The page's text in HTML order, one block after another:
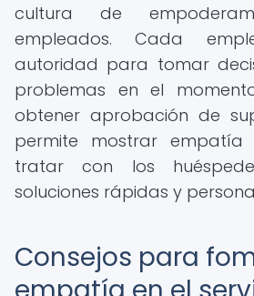
cultura de
empleados. Cada
autoridad para tomar
problemas en el
obtener aprobación de
permite mostrar
tratar con los
soluciones rápidas y
Consejos para